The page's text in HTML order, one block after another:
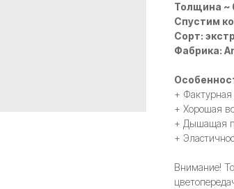
Толщина ~
Спустим
Сорт:
Фабрика:
+ Фактурная
+ Хорошая
+ Дышащая
+
Внимание!